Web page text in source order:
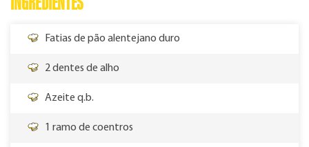
Fatias de pão alentejano duro
2 dentes de alho
Azeite q.b.
1 ramo de coentros